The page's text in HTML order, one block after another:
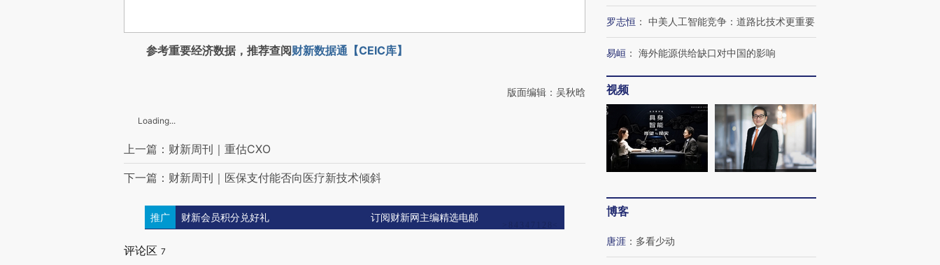
参考重要经济数据，推荐查阅财新数据通【CEIC库】
版面编辑：吴秋晗
Loading...
上一篇：财新周刊｜重估CXO
下一篇：财新周刊｜医保支付能否向医疗新技术倾斜
推广 财新会员积分兑好礼 订阅财新网主编精选电邮
评论区 7
罗志恒 ： 中美人工智能竞争：道路比技术更重要
易峘 ： 海外能源供给缺口对中国的影响
视频
博客
唐涯 ： 多看少动